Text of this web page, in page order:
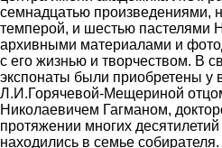
семнадцатью произведениями,
темперой, и шестью пастелями
архивными материалами и
с его жизнью и творчеством. В
экспонаты были приобретены у
Л.И.Горячевой-Мещериной
Николаевичем Гагманом,
протяжении многих
находились в семье